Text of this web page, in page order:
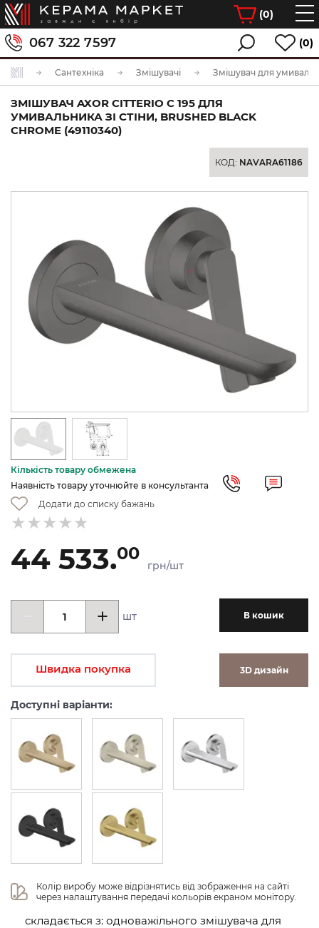
(0)
067 322 7597 (0)
Сантехніка Змішувачі Змішувач для
ЗМІШУВАЧ AXOR CITTERIO C 195 ДЛЯ
УМИВАЛЬНИКА ЗІ СТІНИ, BRUSHED BLACK
CHROME (49110340)
КОД: NAVARA61186
Кількість товару обмежена
Наявність товару уточнюйте в консультанта
Додати до списку бажань
44 533.00
грн/шт
шт В кошик
Швидка покупка 3D дизайн
Доступні варіанти:
Колір виробу може відрізнятись від зображення на сайті
через налаштування передачі кольорів екраном монітору.
складається з: одноважільного змішувача для